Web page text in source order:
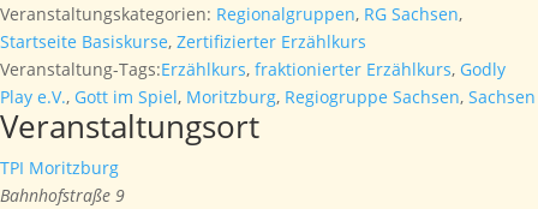
Veranstaltungskategorien: Regionalgruppen, RG Sachsen,
Startseite Basiskurse, Zertifizierter Erzählkurs
Veranstaltung-Tags:Erzählkurs, fraktionierter Erzählkurs, Godly
Play e.V., Gott im Spiel, Moritzburg, Regiogruppe Sachsen, Sachsen
Veranstaltungsort
TPI Moritzburg
Bahnhofstraße 9